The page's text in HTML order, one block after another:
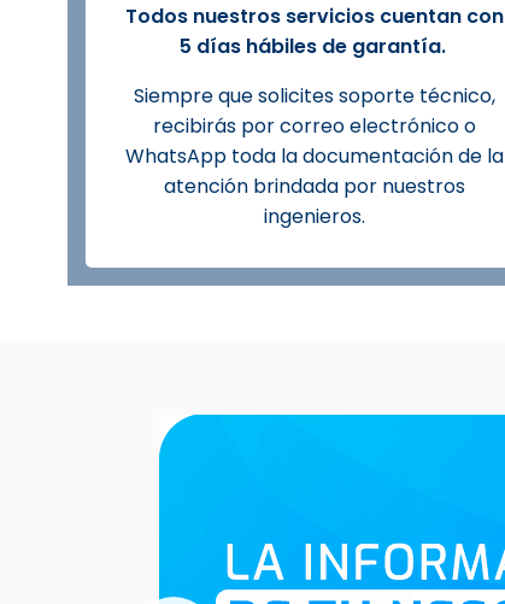
Todos nuestros servicios cuentan con
5 días hábiles de garantía.
Siempre que solicites soporte técnico,
recibirás por correo electrónico o
WhatsApp toda la documentación de la
atención brindada por nuestros
ingenieros.